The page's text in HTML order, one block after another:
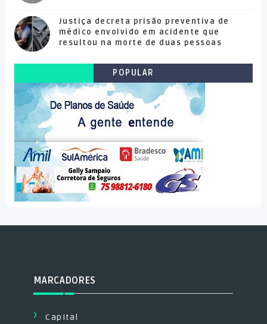
Justiça decreta prisão preventiva de
médico envolvido em acidente que
resultou na morte de duas pessoas
POPULAR
MARCADORES
Capital